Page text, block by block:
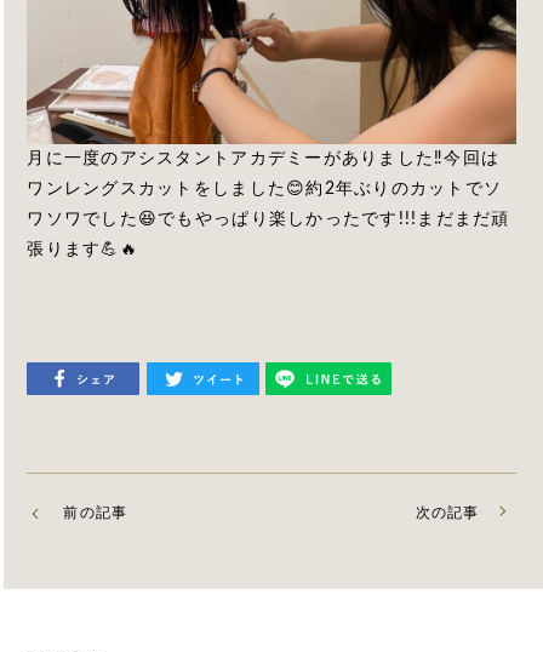
月に一度のアシスタントアカデミーがありました‼️今回は
ワンレングスカットをしました😊約2年ぶりのカットでソ
ワソワでした😆でもやっぱり楽しかったです!!!まだまだ頑
張ります💪🔥
前の記事 次の記事